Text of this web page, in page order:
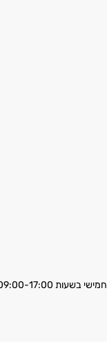
17:00 | ניתן ליצור קשר במספר